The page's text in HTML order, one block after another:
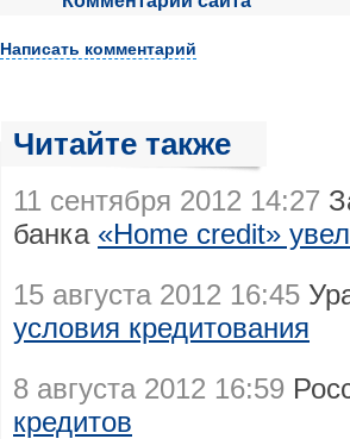
Написать комментарий
Читайте также
11 сентября 2012 14:27
банка «Ноme credit»
15 августа 2012 16:45
условия кредитования
8 августа 2012 16:59
кредитов